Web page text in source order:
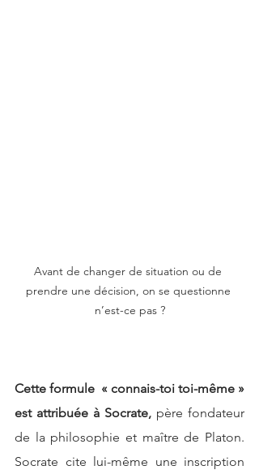
Avant de changer de situation ou de
prendre une décision, on se questionne
n’est-ce pas ?
Cette formule  « connais-toi toi-même »
est attribuée à Socrate, père fondateur
de la philosophie et maître de Platon.
Socrate cite lui-même une inscription